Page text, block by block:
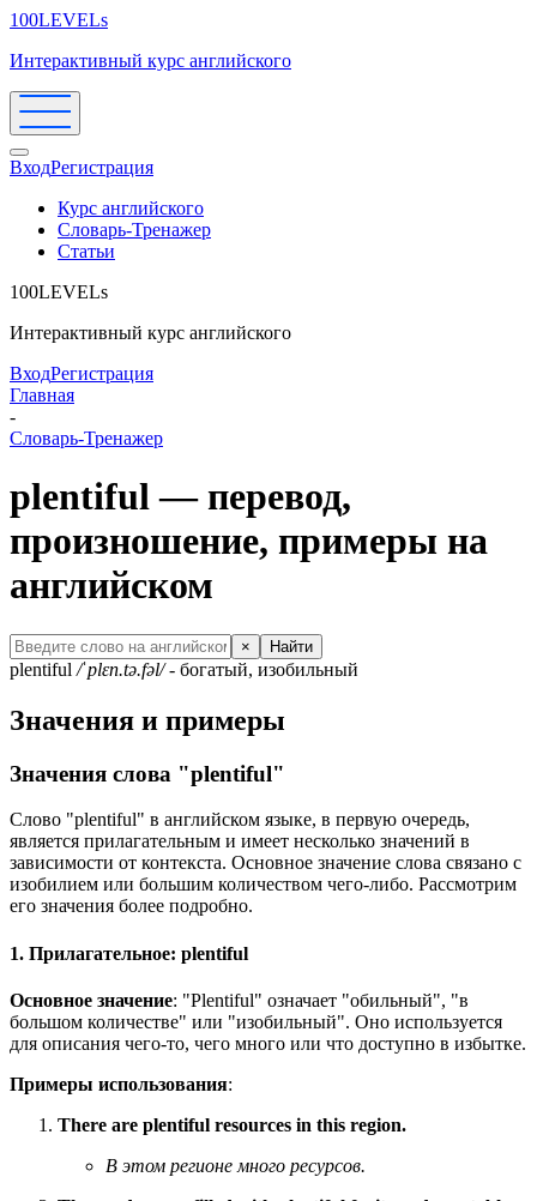
100LEVELs
Интерактивный курс английского
ВходРегистрация
Курс английского
Словарь-Тренажер
Статьи
100LEVELs
Интерактивный курс английского
ВходРегистрация
Главная
-
Словарь-Тренажер
plentiful — перевод,
произношение, примеры на
английском
× Найти
plentiful /ˈplɛn.tə.fəl/- богатый, изобильный
Значения и примеры
Значения слова "plentiful"
Слово "plentiful" в английском языке, в первую очередь,
является прилагательным и имеет несколько значений в
зависимости от контекста. Основное значение слова связано с
изобилием или большим количеством чего-либо. Рассмотрим
его значения более подробно.
1. Прилагательное: plentiful
Основное значение: "Plentiful" означает "обильный", "в
большом количестве" или "изобильный". Оно используется
для описания чего-то, чего много или что доступно в избытке.
Примеры использования:
There are plentiful resources in this region.
В этом регионе много ресурсов.